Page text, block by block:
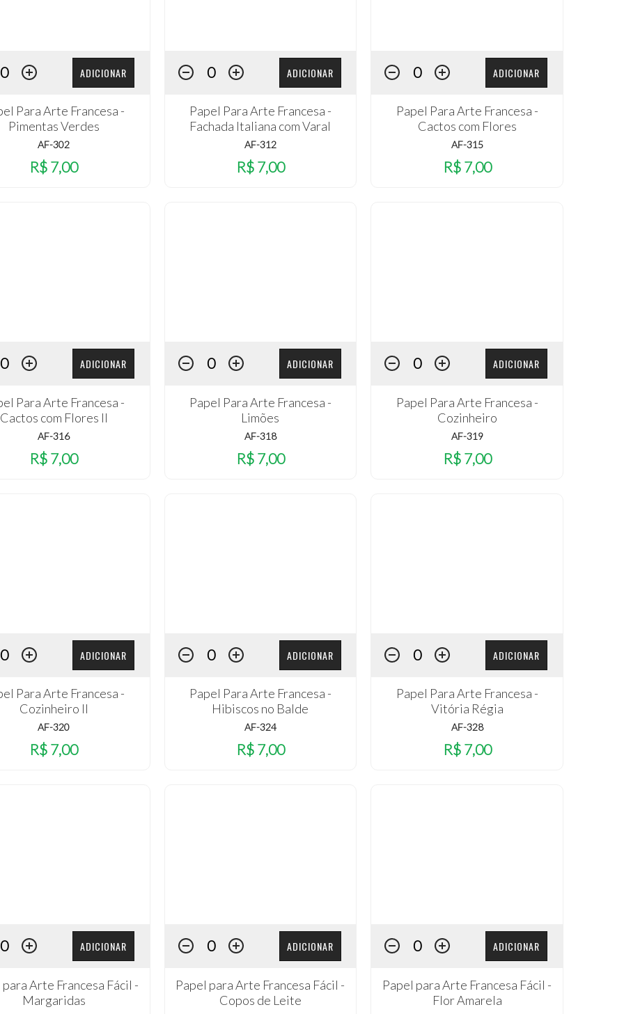
ADICIONAR
Para Arte Francesa -
Pimentas Verdes
AF-302
R$ 7,00
ADICIONAR
Papel Para Arte Francesa -
Fachada Italiana com Varal
AF-312
R$ 7,00
ADICIONAR
Papel Para Arte Francesa -
Cactos com Flores
AF-315
R$ 7,00
ADICIONAR
Para Arte Francesa -
Cactos com Flores II
AF-316
R$ 7,00
ADICIONAR
Papel Para Arte Francesa -
Limões
AF-318
R$ 7,00
ADICIONAR
Papel Para Arte Francesa -
Cozinheiro
AF-319
R$ 7,00
ADICIONAR
Para Arte Francesa -
Cozinheiro II
AF-320
R$ 7,00
ADICIONAR
Papel Para Arte Francesa -
Hibiscos no Balde
AF-324
R$ 7,00
ADICIONAR
Papel Para Arte Francesa -
Vitória Régia
AF-328
R$ 7,00
ADICIONAR
Arte Francesa Fácil -
Margaridas
ADICIONAR
Papel para Arte Francesa Fácil -
Copos de Leite
ADICIONAR
Papel para Arte Francesa Fácil -
Flor Amarela